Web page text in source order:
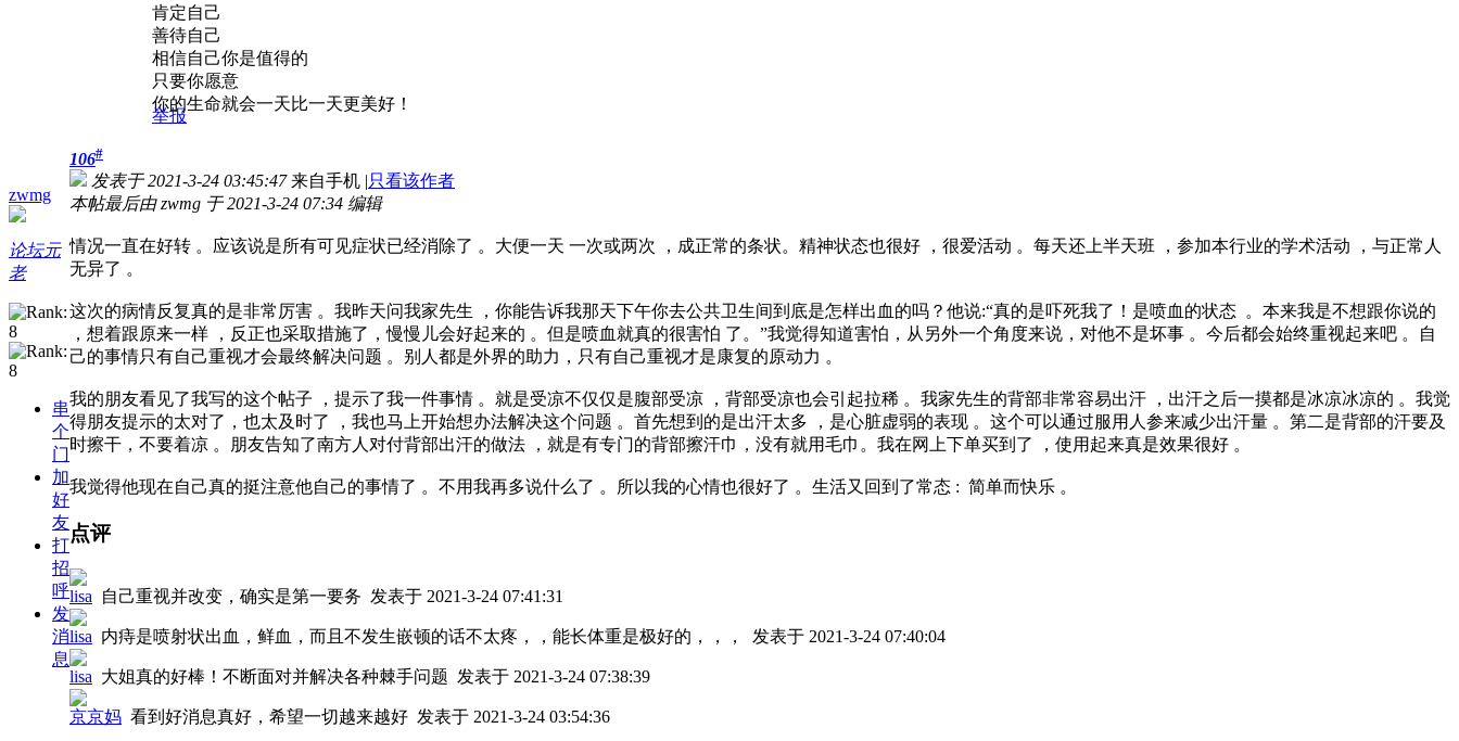
肯定自己
善待自己
相信自己你是值得的
只要你愿意
你的生命就会一天比一天更美好！
举报
zwmg
论坛元
老
串
个
门
加
好
友
打
招
呼
发
消
息
106#
发表于 2021-3-24 03:45:47 来自手机 |只看该作者
本帖最后由 zwmg 于 2021-3-24 07:34 编辑
情况一直在好转 。应该说是所有可见症状已经消除了 。大便一天 一次或两次 ，成正常的条状。精神状态也很好 ，很爱活动 。每天还上半天班 ，参加本行业的学术活动 ，与正常人
无异了 。
这次的病情反复真的是非常厉害 。我昨天问我家先生 ，你能告诉我那天下午你去公共卫生间到底是怎样出血的吗？他说:“真的是吓死我了！是喷血的状态 。本来我是不想跟你说的
，想着跟原来一样 ，反正也采取措施了，慢慢儿会好起来的 。但是喷血就真的很害怕 了。”我觉得知道害怕，从另外一个角度来说，对他不是坏事 。今后都会始终重视起来吧 。自
己的事情只有自己重视才会最终解决问题 。别人都是外界的助力，只有自己重视才是康复的原动力 。
我的朋友看见了我写的这个帖子 ，提示了我一件事情 。就是受凉不仅仅是腹部受凉 ，背部受凉也会引起拉稀 。我家先生的背部非常容易出汗 ，出汗之后一摸都是冰凉冰凉的 。我觉
得朋友提示的太对了，也太及时了 ，我也马上开始想办法解决这个问题 。首先想到的是出汗太多 ，是心脏虚弱的表现 。这个可以通过服用人参来减少出汗量 。第二是背部的汗要及
时擦干，不要着凉 。朋友告知了南方人对付背部出汗的做法 ，就是有专门的背部擦汗巾，没有就用毛巾。我在网上下单买到了 ，使用起来真是效果很好 。
我觉得他现在自己真的挺注意他自己的事情了 。不用我再多说什么了 。所以我的心情也很好了 。生活又回到了常态 : 简单而快乐 。
点评
lisa 自己重视并改变，确实是第一要务 发表于 2021-3-24 07:41:31
lisa 内痔是喷射状出血，鲜血，而且不发生嵌顿的话不太疼，，能长体重是极好的，，， 发表于 2021-3-24 07:40:04
lisa 大姐真的好棒！不断面对并解决各种棘手问题 发表于 2021-3-24 07:38:39
京京妈 看到好消息真好，希望一切越来越好 发表于 2021-3-24 03:54:36